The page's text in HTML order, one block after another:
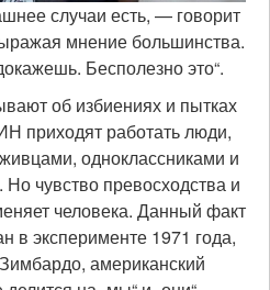
случаи есть, — говорит
мнение большинства.
Бесполезно это“.
об избиениях и пытках
приходят работать люди,
одноклассниками и
чувство превосходства и
человека. Данный факт
в эксперименте 1971 года,
американский